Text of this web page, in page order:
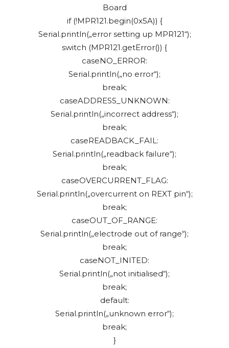
Board
if (!MPR121.begin(0x5A)) {
Serial.println(„error setting up MPR121“);
switch (MPR121.getError()) {
caseNO_ERROR:
Serial.println(„no error“);
break;
caseADDRESS_UNKNOWN:
Serial.println(„incorrect address“);
break;
caseREADBACK_FAIL:
Serial.println(„readback failure“);
break;
caseOVERCURRENT_FLAG:
Serial.println(„overcurrent on REXT pin“);
break;
caseOUT_OF_RANGE:
Serial.println(„electrode out of range“);
break;
caseNOT_INITED:
Serial.println(„not initialised“);
break;
default:
Serial.println(„unknown error“);
break;
}